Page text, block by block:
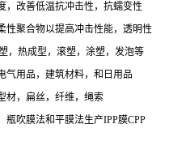
，改善低温抗冲击性，抗蠕变性
性聚合物以提高冲击性能，透明性
，热成型，滚塑，涂塑，发泡等
气用品，建筑材料，和日用品
材，扁丝，纤维，绳索
瓶吹膜法和平膜法生产IPP膜CPP